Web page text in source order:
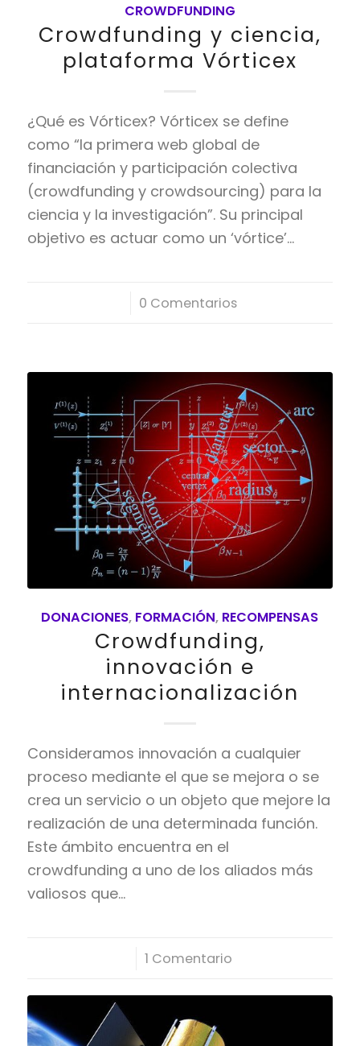
CROWDFUNDING
Crowdfunding y ciencia,
plataforma Vórticex
¿Qué es Vórticex? Vórticex se define
como “la primera web global de
financiación y participación colectiva
(crowdfunding y crowdsourcing) para la
ciencia y la investigación”. Su principal
objetivo es actuar como un ‘vórtice’…
0 Comentarios
DONACIONES, FORMACIÓN, RECOMPENSAS
Crowdfunding,
innovación e
internacionalización
Consideramos innovación a cualquier
proceso mediante el que se mejora o se
crea un servicio o un objeto que mejore la
realización de una determinada función.
Este ámbito encuentra en el
crowdfunding a uno de los aliados más
valiosos que…
1 Comentario